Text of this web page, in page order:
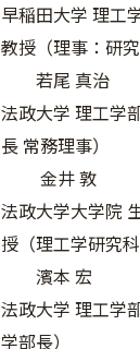
早稲田大学 理工
教授（理事：研究
若尾 真治
法政大学 理工学
長 常務理事）
金井 敦
法政大学大学院
授（理工学研究科
濱本 宏
法政大学 理工学
学部長）